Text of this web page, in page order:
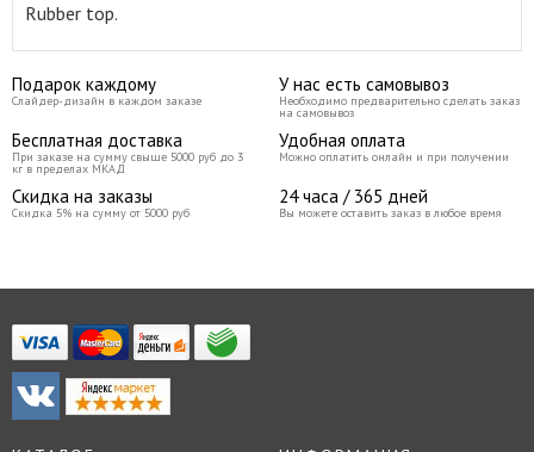
Rubber top.
Подарок каждому
Слайдер-дизайн в каждом заказе
У нас есть самовывоз
Необходимо предварительно сделать заказ
на самовывоз
Бесплатная доставка
При заказе на сумму свыше 5000 руб до 3
кг в пределах МКАД
Удобная оплата
Можно оплатить онлайн и при получении
Скидка на заказы
Скидка 5% на сумму от 5000 руб
24 часа / 365 дней
Вы можете оставить заказ в любое время